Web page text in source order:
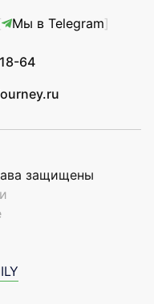
Мы в Telegram
64
защищены